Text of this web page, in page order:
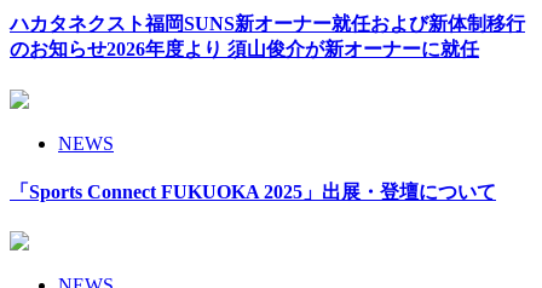
ハカタネクスト福岡SUNS新オーナー就任および新体制移行
のお知らせ2026年度より 須山俊介が新オーナーに就任
NEWS
「Sports Connect FUKUOKA 2025」出展・登壇について